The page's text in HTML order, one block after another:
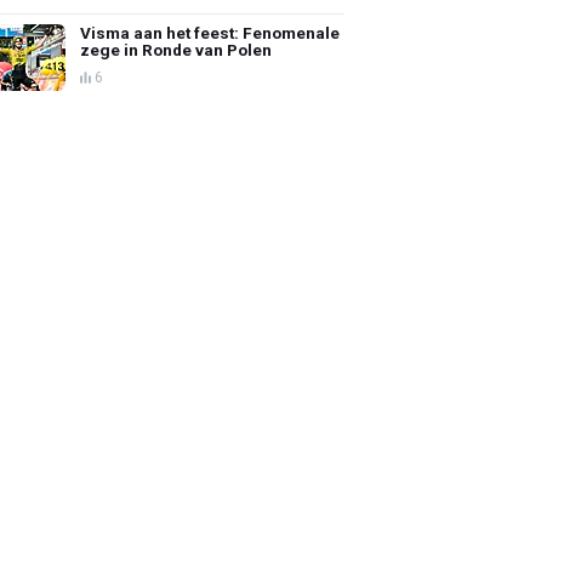
Visma aan het feest: Fenomenale
zege in Ronde van Polen
6